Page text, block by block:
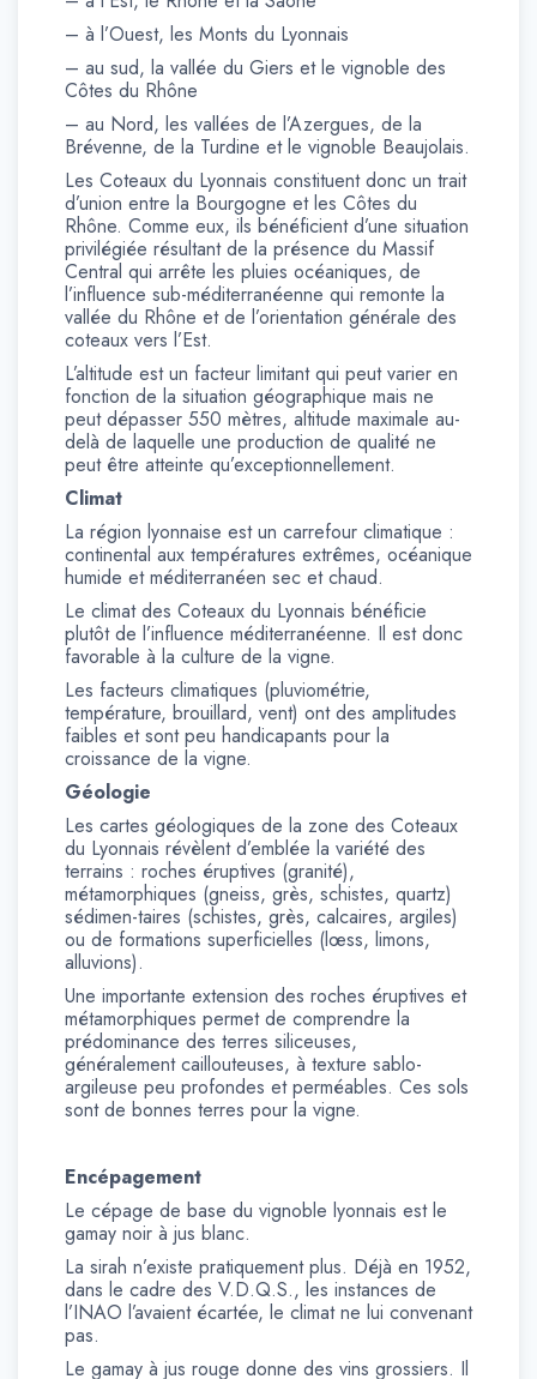
– à l’Ouest, les Monts du Lyonnais
– au sud, la vallée du Giers et le vignoble des
Côtes du Rhône
– au Nord, les vallées de l’Azergues, de la
Brévenne, de la Turdine et le vignoble Beaujolais.
Les Coteaux du Lyonnais constituent donc un trait
d’union entre la Bourgogne et les Côtes du
Rhône. Comme eux, ils bénéficient d’une situation
privilégiée résultant de la présence du Massif
Central qui arrête les pluies océaniques, de
l’influence sub-méditerranéenne qui remonte la
vallée du Rhône et de l’orientation générale des
coteaux vers l’Est.
L’altitude est un facteur limitant qui peut varier en
fonction de la situation géographique mais ne
peut dépasser 550 mètres, altitude maximale au-
delà de laquelle une production de qualité ne
peut être atteinte qu’exceptionnellement.
Climat
La région lyonnaise est un carrefour climatique :
continental aux températures extrêmes, océanique
humide et méditerranéen sec et chaud.
Le climat des Coteaux du Lyonnais bénéficie
plutôt de l’influence méditerranéenne. Il est donc
favorable à la culture de la vigne.
Les facteurs climatiques (pluviométrie,
température, brouillard, vent) ont des amplitudes
faibles et sont peu handicapants pour la
croissance de la vigne.
Géologie
Les cartes géologiques de la zone des Coteaux
du Lyonnais révèlent d’emblée la variété des
terrains : roches éruptives (granité),
métamorphiques (gneiss, grès, schistes, quartz)
sédimen-taires (schistes, grès, calcaires, argiles)
ou de formations superficielles (lœss, limons,
alluvions).
Une importante extension des roches éruptives et
métamorphiques permet de comprendre la
prédominance des terres siliceuses,
généralement caillouteuses, à texture sablo-
argileuse peu profondes et perméables. Ces sols
sont de bonnes terres pour la vigne.
Encépagement
Le cépage de base du vignoble lyonnais est le
gamay noir à jus blanc.
La sirah n’existe pratiquement plus. Déjà en 1952,
dans le cadre des V.D.Q.S., les instances de
l’INAO l’avaient écartée, le climat ne lui convenant
pas.
Le gamay à jus rouge donne des vins grossiers. Il